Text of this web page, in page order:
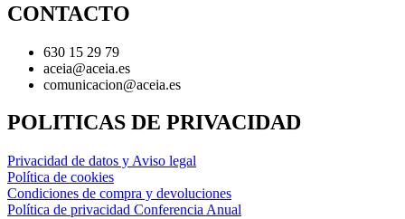
CONTACTO
630 15 29 79
aceia@aceia.es
comunicacion@aceia.es
POLITICAS DE PRIVACIDAD
Privacidad de datos y Aviso legal
Política de cookies
Condiciones de compra y devoluciones
Política de privacidad Conferencia Anual